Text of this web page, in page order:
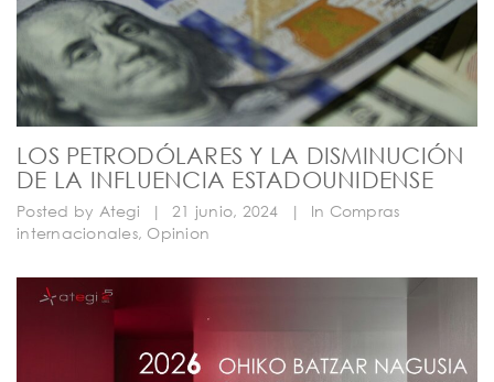
LOS PETRODÓLARES Y LA DISMINUCIÓN
DE LA INFLUENCIA ESTADOUNIDENSE
Posted by Ategi | 21 junio, 2024 | In Compras
internacionales, Opinion